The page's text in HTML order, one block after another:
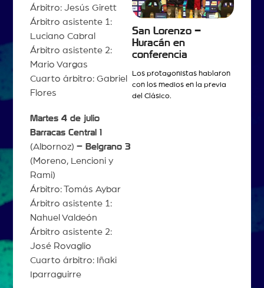
Árbitro: Jesús Girett
Árbitro asistente 1:
Luciano Cabral
Árbitro asistente 2:
Mario Vargas
Cuarto árbitro: Gabriel
Flores
Martes 4 de julio
Barracas Central 1
(Albornoz) – Belgrano 3
(Moreno, Lencioni y
Rami)
Árbitro: Tomás Aybar
Árbitro asistente 1:
Nahuel Valdeón
Árbitro asistente 2:
José Rovaglio
Cuarto árbitro: Iñaki
Iparraguirre
San Lorenzo –
Huracán en
conferencia
Los protagonistas hablaron
con los medios en la previa
del Clásico.